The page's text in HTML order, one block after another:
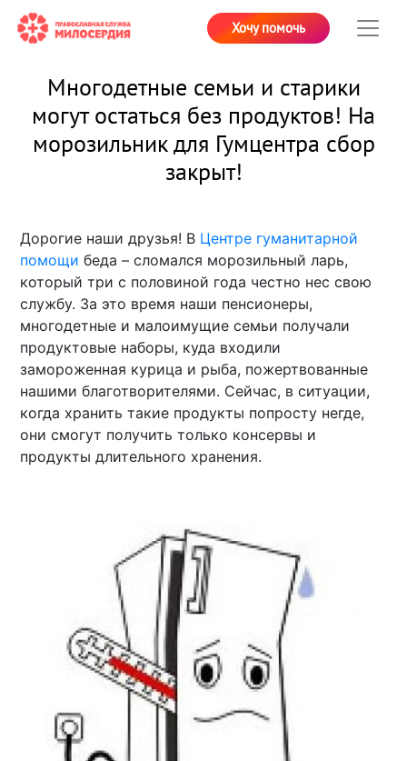
Хочу помочь
Многодетные семьи и старики
могут остаться без продуктов! На
морозильник для Гумцентра сбор
закрыт!
Дорогие наши друзья! В Центре гуманитарной
помощи беда – сломался морозильный ларь,
который три с половиной года честно нес свою
службу. За это время наши пенсионеры,
многодетные и малоимущие семьи получали
продуктовые наборы, куда входили
замороженная курица и рыба, пожертвованные
нашими благотворителями. Сейчас, в ситуации,
когда хранить такие продукты попросту негде,
они смогут получить только консервы и
продукты длительного хранения.